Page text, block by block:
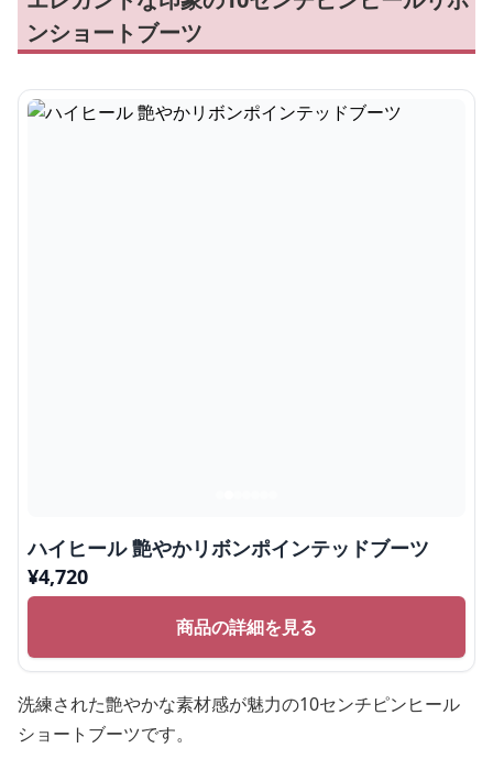
ンショートブーツ
ハイヒール 艶やかリボンポインテッドブーツ
¥4,720
商品の詳細を見る
洗練された艶やかな素材感が魅力の10センチピンヒール
ショートブーツです。